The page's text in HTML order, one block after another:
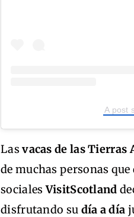
A post
Lasvacas de las Tierras
de muchas personas
socialesVisitScotland
disfrutando su día a día